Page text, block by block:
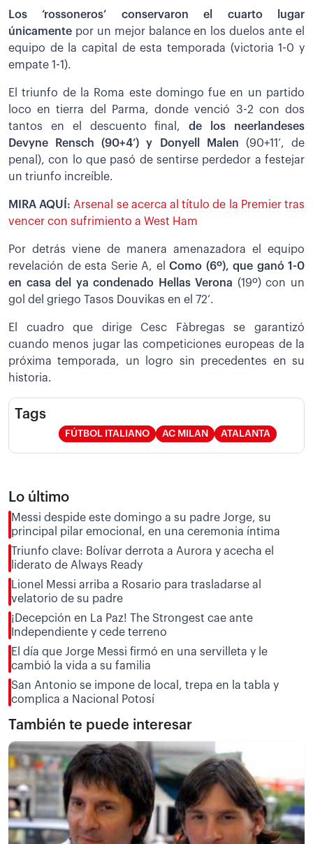
Los ‘rossoneros’ conservaron el cuarto lugar
únicamente por un mejor balance en los duelos ante el
equipo de la capital de esta temporada (victoria 1-0 y
empate 1-1).
El triunfo de la Roma este domingo fue en un partido
loco en tierra del Parma, donde venció 3-2 con dos
tantos en el descuento final, de los neerlandeses
Devyne Rensch (90+4’) y Donyell Malen (90+11’, de
penal), con lo que pasó de sentirse perdedor a festejar
un triunfo increíble.
MIRA AQUÍ: Arsenal se acerca al título de la Premier tras
vencer con sufrimiento a West Ham
Por detrás viene de manera amenazadora el equipo
revelación de esta Serie A, el Como (6º), que ganó 1-0
en casa del ya condenado Hellas Verona (19º) con un
gol del griego Tasos Douvikas en el 72’.
El cuadro que dirige Cesc Fàbregas se garantizó
cuando menos jugar las competiciones europeas de la
próxima temporada, un logro sin precedentes en su
historia.
Tags
FÚTBOL ITALIANO AC MILAN ATALANTA
Lo último
Messi despide este domingo a su padre Jorge, su
principal pilar emocional, en una ceremonia íntima
Triunfo clave: Bolívar derrota a Aurora y acecha el
liderato de Always Ready
Lionel Messi arriba a Rosario para trasladarse al
velatorio de su padre
¡Decepción en La Paz! The Strongest cae ante
Independiente y cede terreno
El día que Jorge Messi firmó en una servilleta y le
cambió la vida a su familia
San Antonio se impone de local, trepa en la tabla y
complica a Nacional Potosí
También te puede interesar